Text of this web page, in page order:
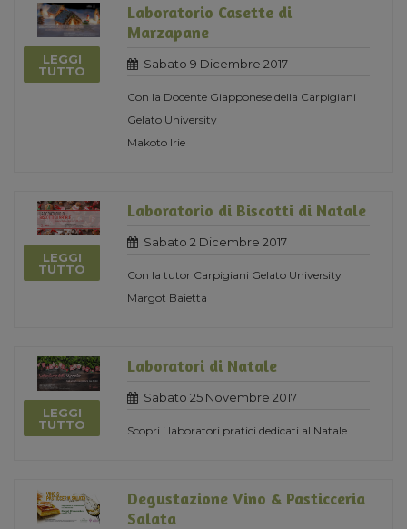
LEGGI
TUTTO
Laboratorio Casette di
Marzapane
Sabato 9 Dicembre 2017
Con la Docente Giapponese della Carpigiani
Gelato University
Makoto Irie
LEGGI
TUTTO
Laboratorio di Biscotti di Natale
Sabato 2 Dicembre 2017
Con la tutor Carpigiani Gelato University
Margot Baietta
LEGGI
TUTTO
Laboratori di Natale
Sabato 25 Novembre 2017
Scopri i laboratori pratici dedicati al Natale
Degustazione Vino & Pasticceria
Salata